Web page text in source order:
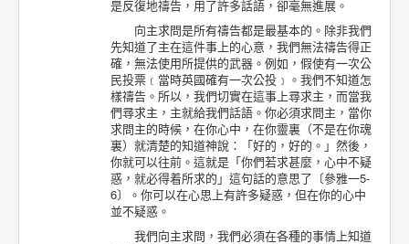
是反復地禱告，用了許多話語，卻毫無進展。
向主求問是所有禱告都是最基本的。除非我們
先知道了主在這件事上的心意，我們無法禱告得正
確，無法使用所提供的武器。例如，假使有一次公
民投票﹝當時英國確有一次公投﹞。我們不知道怎
樣禱告。所以，我們切實在這事上尋求主，而當我
們尋求主，主就給我們話語。你必須求問主，當你
求問主的時候，在你心中，在你靈裏（不是在你魂
裏）就清楚的知道神說：「好的，好的。」然後，
你就可以往前。這就是「你們若求甚麼，心中不疑
惑，就必得着所求的」這句話的意思了〔參雅一5-
6〕。你可以在心思上有許多疑惑，但在你的心中
並不疑惑。
我們向主求問，我們必須在各種的事情上知道